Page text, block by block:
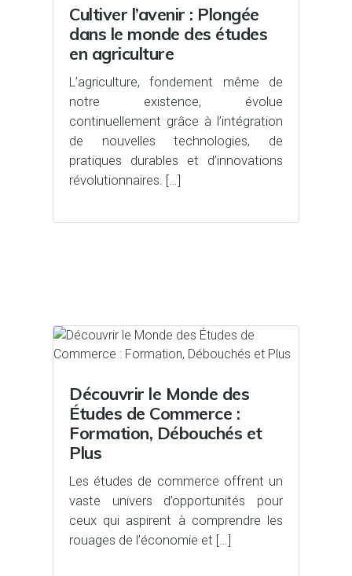
Cultiver l’avenir : Plongée
dans le monde des études
en agriculture
L’agriculture, fondement même de
notre existence, évolue
continuellement grâce à l’intégration
de nouvelles technologies, de
pratiques durables et d’innovations
révolutionnaires. […]
Découvrir le Monde des
Études de Commerce :
Formation, Débouchés et
Plus
Les études de commerce offrent un
vaste univers d’opportunités pour
ceux qui aspirent à comprendre les
rouages de l’économie et […]